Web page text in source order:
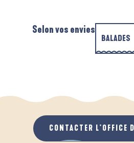
Selon vos envies
BALADES
QUAND IL
AU GRAND
CONTACTER L'OFFICE